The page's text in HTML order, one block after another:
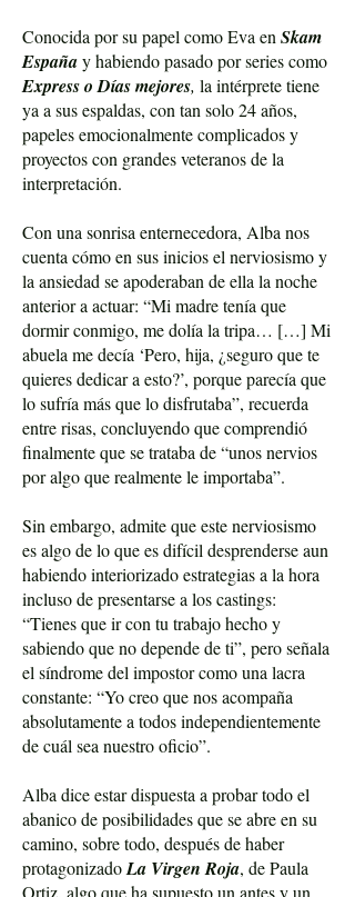
Conocida por su papel como Eva en Skam
Españay habiendo pasado por series como
Express o Días mejores, la intérprete tiene
ya a sus espaldas, con tan solo 24 años,
papeles emocionalmente complicados y
proyectos con grandes veteranos de la
interpretación.
Con una sonrisa enternecedora, Alba nos
cuenta cómo en sus inicios el nerviosismo y
la ansiedad se apoderaban de ella la noche
anterior a actuar: “Mi madre tenía que
dormir conmigo, me dolía la tripa… […] Mi
abuela me decía ‘Pero, hija, ¿seguro que te
quieres dedicar a esto?’, porque parecía que
lo sufría más que lo disfrutaba”, recuerda
entre risas, concluyendo que comprendió
finalmente que se trataba de “unos nervios
por algo que realmente le importaba”.
Sin embargo, admite que este nerviosismo
es algo de lo que es difícil desprenderse aun
habiendo interiorizado estrategias a la hora
incluso de presentarse a los castings:
“Tienes que ir con tu trabajo hecho y
sabiendo que no depende de ti”, pero señala
el síndrome del impostor como una lacra
constante: “Yo creo que nos acompaña
absolutamente a todos independientemente
de cuál sea nuestro oficio”.
Alba dice estar dispuesta a probar todo el
abanico de posibilidades que se abre en su
camino, sobre todo, después de haber
protagonizadoLa Virgen Roja, de Paula
Ortiz, algo que ha supuesto un antes y un